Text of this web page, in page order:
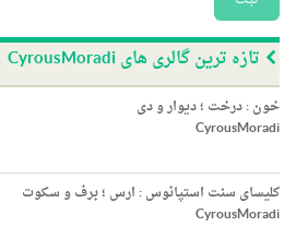
تازه ترین گالری های CyrousMoradi
خون : درخت ؛ دیوار و دی
CyrousMoradi
کلیسای سنت استپانوس : ارس ؛ برف و سکوت
CyrousMoradi